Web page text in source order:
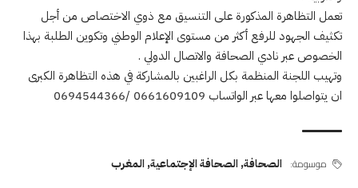
تعمل التظاهرة المذكورة على التنسيق مع ذوي الاختصاص من أجل
تكثيف الجهود للرفع أكثر من مستوى الإعلام الوطني وتكوين الطلبة بهذا
الخصوص عبر نادي الصحافة والاتصال الدولي .
وتهيب اللجنة المنظمة بكل الراغبين بالمشاركة في هذه التظاهرة الكبرى
ان يتواصلوا معها عبر الواتساب 0661609109 /0694544366
موسومة: الصحافة,الصحافة الإجتماعية,المغرب